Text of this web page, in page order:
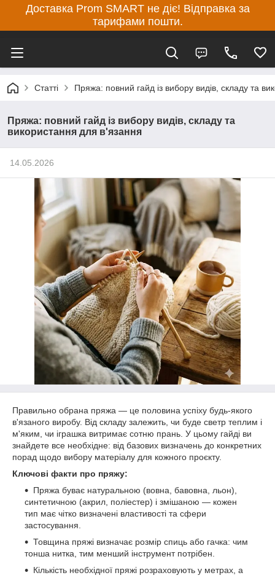
Доставка Prom SMART не діє! Відправка за
тарифами пошти.
Статті Пряжа: повний гайд із вибору видів, складу та
Пряжа: повний гайд із вибору видів, складу та
використання для в'язання
14.05.2026
Правильно обрана пряжа — це половина успіху будь-якого
в'язаного виробу. Від складу залежить, чи буде светр теплим і
м'яким, чи іграшка витримає сотню прань. У цьому гайді ви
знайдете все необхідне: від базових визначень до конкретних
порад щодо вибору матеріалу для кожного проєкту.
Ключові факти про пряжу:
Пряжа буває натуральною (вовна, бавовна, льон),
синтетичною (акрил, поліестер) і змішаною — кожен
тип має чітко визначені властивості та сфери
застосування.
Товщина пряжі визначає розмір спиць або гачка: чим
тонша нитка, тим менший інструмент потрібен.
Кількість необхідної пряжі розраховують у метрах, а